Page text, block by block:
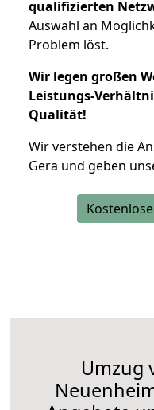
qualifizierten
Auswahl an
Problem löst.
Wir legen großen
Leistungs-
Qualität!
Wir verstehen die
Gera und geben
Umzug